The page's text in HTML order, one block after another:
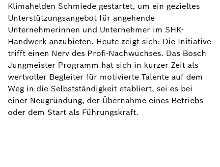
Klimahelden Schmiede gestartet, um ein gezieltes
Unterstützungsangebot für angehende
Unternehmerinnen und Unternehmer im SHK-
Handwerk anzubieten. Heute zeigt sich: Die Initiative
trifft einen Nerv des Profi-Nachwuchses. Das Bosch
Jungmeister Programm hat sich in kurzer Zeit als
wertvoller Begleiter für motivierte Talente auf dem
Weg in die Selbstständigkeit etabliert, sei es bei
einer Neugründung, der Übernahme eines Betriebs
oder dem Start als Führungskraft.